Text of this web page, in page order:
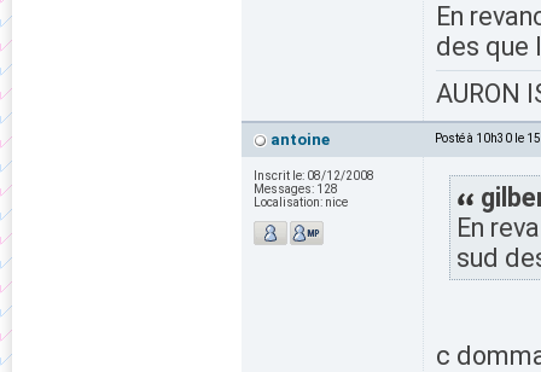
En
des que
AURON
antoine Posté à 10h30 le
Inscrit le: 08/12/2008
Messages: 128
Localisation: nice
En
sud
c